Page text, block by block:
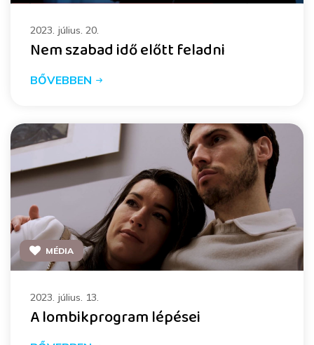
2023. július. 20.
Nem szabad idő előtt feladni
BŐVEBBEN
MÉDIA
2023. július. 13.
A lombikprogram lépései